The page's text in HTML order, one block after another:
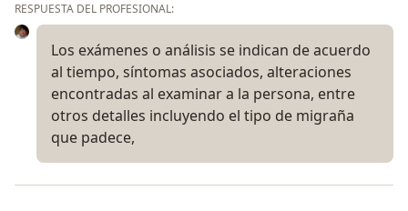
RESPUESTA DEL PROFESIONAL:
Los exámenes o análisis se indican de acuerdo
al tiempo, síntomas asociados, alteraciones
encontradas al examinar a la persona, entre
otros detalles incluyendo el tipo de migraña
que padece,